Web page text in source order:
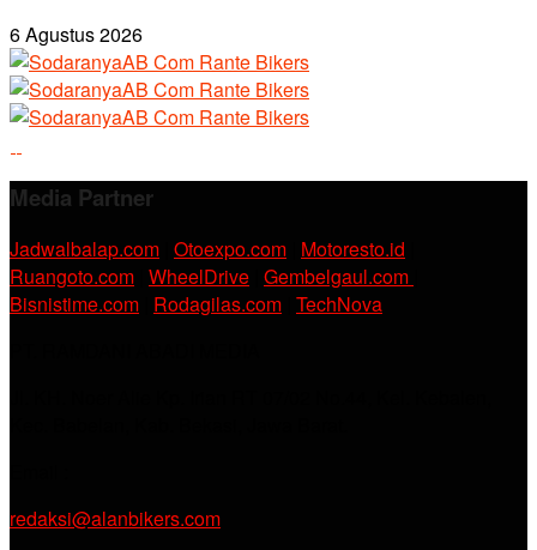
6 Agustus 2026
Media Partner
Jadwalbalap.com Otoexpo.com Motoresto.id
Ruangoto.com WheelDrive Gembelgaul.com
Bisnistime.com Rodagilas.com TechNova
redaksi@alanbikers.com